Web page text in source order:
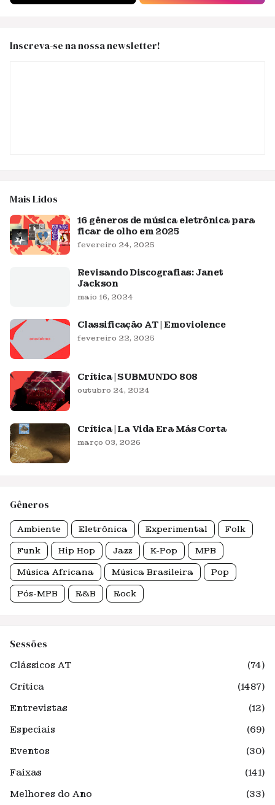
Inscreva-se na nossa newsletter!
Mais Lidos
16 gêneros de música eletrônica para
ficar de olho em 2025
fevereiro 24, 2025
Revisando Discografias: Janet
Jackson
maio 16, 2024
Classificação AT | Emoviolence
fevereiro 22, 2025
Crítica | SUBMUNDO 808
outubro 24, 2024
Crítica | La Vida Era Más Corta
março 03, 2026
Gêneros
Ambiente Eletrônica Experimental Folk
Funk Hip Hop Jazz K-Pop MPB
Música Africana Música Brasileira Pop
Pós-MPB R&B Rock
Sessões
Clássicos AT
(74)
Crítica
(1487)
Entrevistas
(12)
Especiais
(69)
Eventos
(30)
Faixas
(141)
Melhores do Ano
(33)